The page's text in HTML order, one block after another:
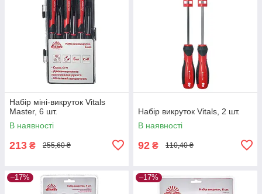
Набір міні-викруток Vitals
Master, 6 шт.
В наявності
213 ₴ 255,60 ₴
Набір викруток Vitals, 2 шт.
В наявності
92 ₴ 110,40 ₴
–17% –17%